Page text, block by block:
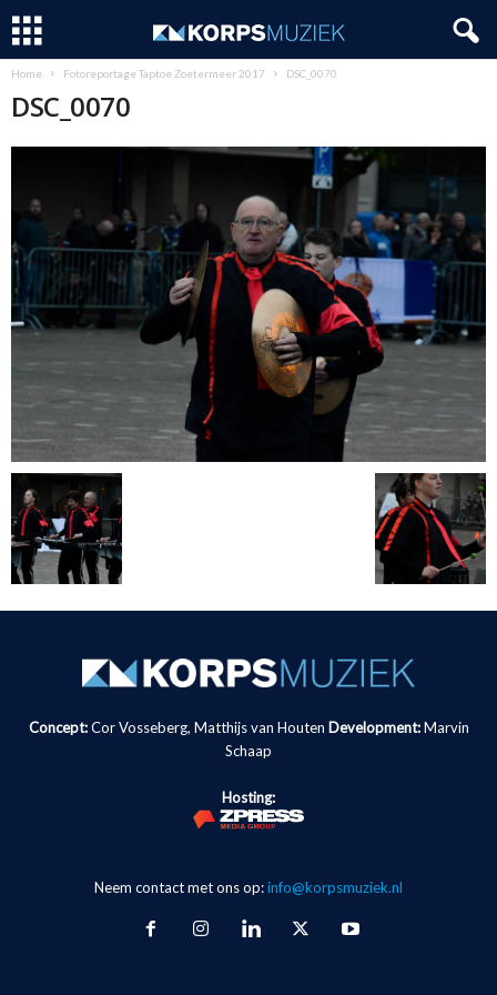
Home Fotoreportage Taptoe Zoetermeer 2017 DSC_0070
DSC_0070
Concept:Cor Vosseberg, Matthijs van Houten Development: Marvin
Schaap
Hosting:
Neem contact met ons op:info@korpsmuziek.nl